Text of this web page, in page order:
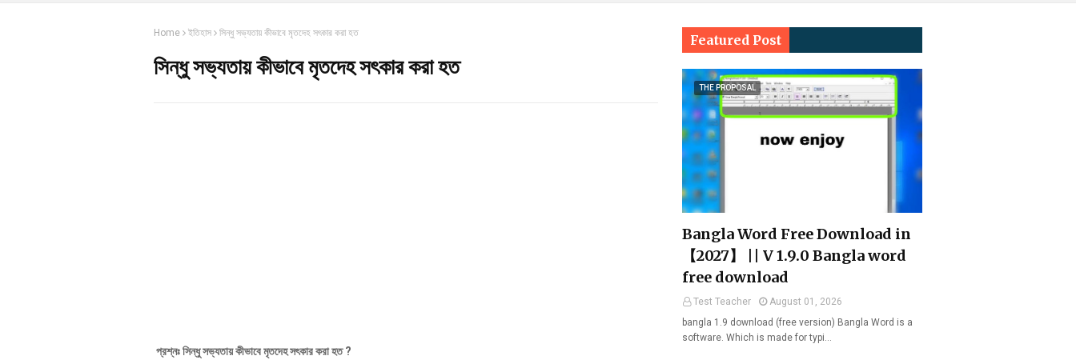
Home ইতিহাস সিন্ধু সভ্যতায় কীভাবে মৃতদেহ সৎকার করা হত
সিন্ধু সভ্যতায় কীভাবে মৃতদেহ সৎকার করা হত
প্রশ্নঃসিন্ধু সভ্যতায় কীভাবে মৃতদেহ সৎকার করা হত?
Featured Post
THE PROPOSAL
Bangla Word Free Download in
【2027】 || V 1.9.0 Bangla word
free download
Test Teacher
August 01, 2026
bangla 1.9 download (free version) Bangla Word is a
software. Which is made for typi…